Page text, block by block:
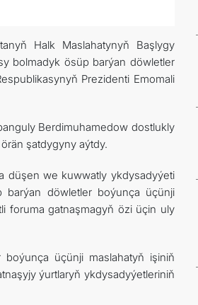
Halk Maslahatynyň Başlygy
bolmadyk ösüp barýan döwletler
Prezidenti Emomali
Berdimuhamedow dostlukly
şatdygyny aýtdy.
düşen we kuwwatly ykdysadyýeti
barýan döwletler boýunça üçünji
foruma gatnaşmagyň özi üçin uly
üçünji maslahatyň işiniň
ýurtlaryň ykdysadyýetleriniň